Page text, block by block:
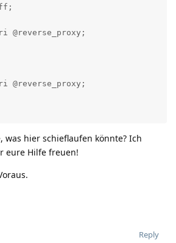
@reverse_proxy;
@reverse_proxy;
was hier schieflaufen könnte? Ich
eure Hilfe freuen!
Reply